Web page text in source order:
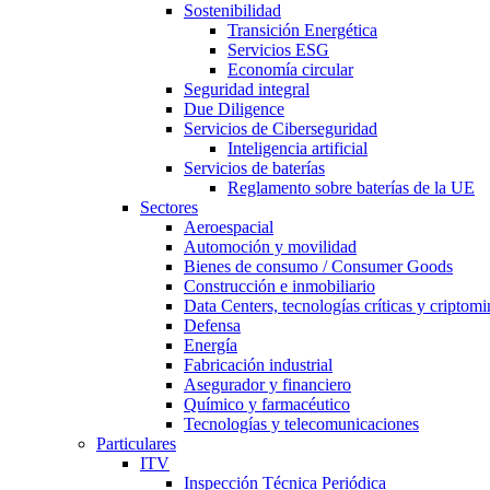
Sostenibilidad
Transición Energética
Servicios ESG
Economía circular
Seguridad integral
Due Diligence
Servicios de Ciberseguridad
Inteligencia artificial
Servicios de baterías
Reglamento sobre baterías de la UE
Sectores
Aeroespacial
Automoción y movilidad
Bienes de consumo / Consumer Goods
Construcción e inmobiliario
Data Centers, tecnologías críticas y
Defensa
Energía
Fabricación industrial
Asegurador y financiero
Químico y farmacéutico
Tecnologías y telecomunicaciones
Particulares
ITV
Inspección Técnica Periódica